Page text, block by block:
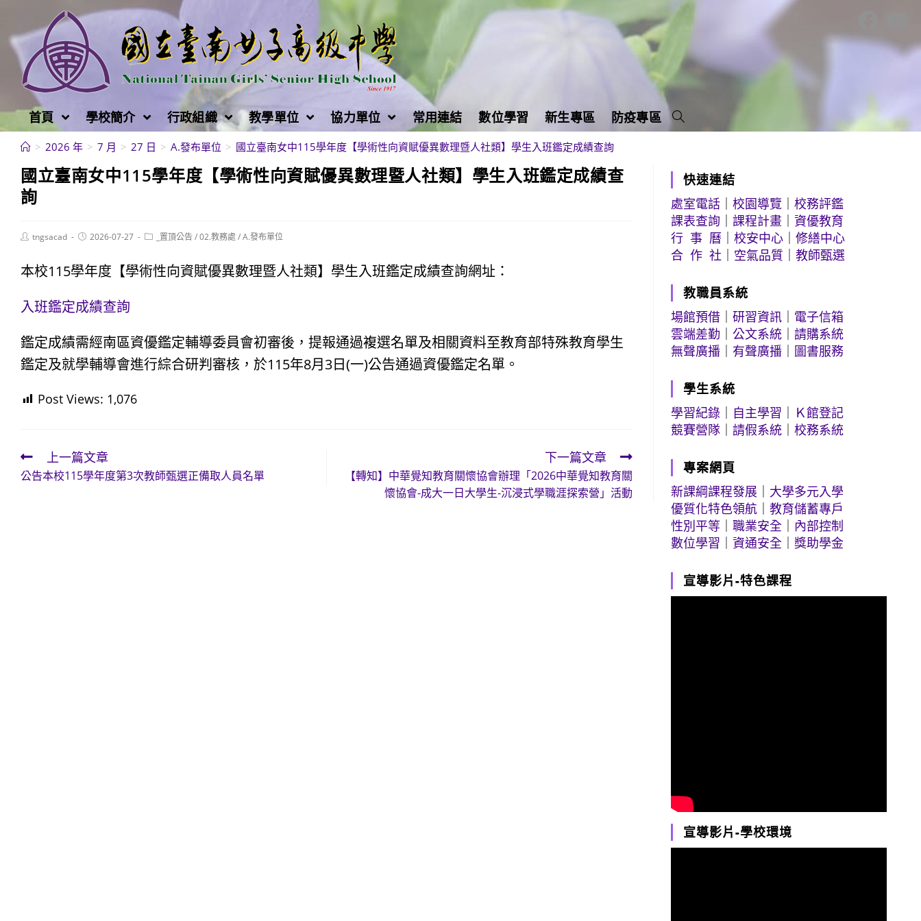
至
容
首頁 學校簡介 行政組織 教學單位 協力單位 常用連結 數位學習 新生專區 防疫專區
> 2026 年 > 7 月 > 27 日 > A.發布單位 > 國立臺南女中115學年度【學術性向資賦優異數理暨人社類】學生入班鑑定成績查詢
國立臺南女中115學年度【學術性向資賦優異數理暨人社類】學生入班鑑定成績查
詢
Posttngsacad
Post2026-07-27
Post _置頂公告/02.教務處 /A.發布單位
本校115學年度【學術性向資賦優異數理暨人社類】學生入班鑑定成績查詢網址：
入班鑑定成績查詢
鑑定成績需經南區資優鑑定輔導委員會初審後，提報通過複選名單及相關資料至教育部特殊教育學生
鑑定及就學輔導會進行綜合研判審核，於115年8月3日(一)公告通過資優鑑定名單。
Post Views: 1,076
Read
more
上一篇文章
公告本校115學年度第3次教師甄選正備取人員名單
下一篇文章
【轉知】中華覺知教育關懷協會辦理「2026中華覺知教育關
懷協會-成大一日大學生-沉浸式學職涯探索營」活動
快速連結
處室電話 ｜校園導覽 ｜校務評鑑
課表查詢 ｜課程計畫 ｜資優教育
行 事 曆 ｜校安中心 ｜修繕中心
合 作 社
空氣品質 ｜教師甄選
教職員系統
場館預借 ｜研習資訊
電子信箱
雲端差勤 ｜公文系統 ｜請購系統
無聲廣播
有聲廣播 圖書服務
學生系統
學習紀錄
自主學習
Ｋ館登記
競賽營隊 ｜請假系統 ｜校務系統
專案網頁
新課綱課程發展
大學多元入學
優質化特色領航 ｜教育儲蓄專戶
性別平等 ｜職業安全
內部控制
數位學習 ｜資通安全 ｜獎助學金
宣導影片-特色課程
宣導影片-學校環境